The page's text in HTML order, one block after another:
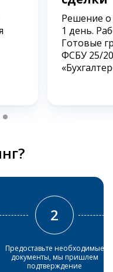
Решение
1 день.
Готовые
ФСБУ 25/
2
Предоставьте необходимые
документы, мы пришлем
подтверждение